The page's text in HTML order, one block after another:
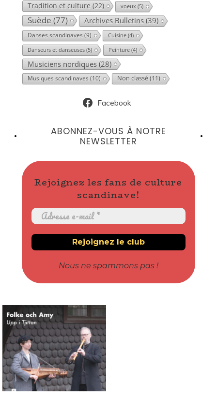
Tradition et culture (22) voeux(5)
Suède (77) Archives Bulletins(39)
Danses scandinaves (9) Cuisine(4)
Danseurs et danseuses(5) Peinture(4)
Musiciens nordiques(28)
Musiques scandinaves (10) Non classé(11)
Facebook
ABONNEZ-VOUS À NOTRE
NEWSLETTER
Rejoignez les fans de culture
scandinave!
Nous ne spammons pas !